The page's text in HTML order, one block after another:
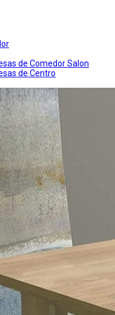
de Comedor Salon
de Centro